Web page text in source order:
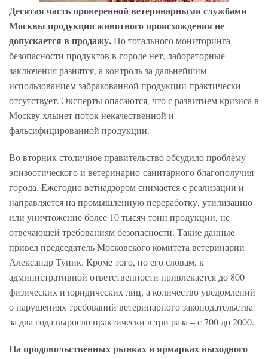
Десятая часть проверенной ветеринарными службами
Москвы продукции животного происхождения не
допускается в продажу.Но тотального мониторинга
безопасности продуктов в городе нет, лабораторные
заключения разнятся, а контроль за дальнейшим
использованием забракованной продукции практически
отсутствует. Эксперты опасаются, что с развитием кризиса в
Москву хлынет поток некачественной и
фальсифицированной продукции.
Во вторник столичное правительство обсудило проблему
эпизоотического и ветеринарно-санитарного благополучия
города. Ежегодно ветнадзором снимается с реализации и
направляется на промышленную переработку, утилизацию
или уничтожение более 10 тысяч тонн продукции, не
отвечающей требованиям безопасности. Такие данные
привел председатель Московского комитета ветеринарии
Александр Туник. Кроме того, по его словам, к
административной ответственности привлекается до 800
физических и юридических лиц, а количество уведомлений
о нарушениях требований ветеринарного законодательства
за два года выросло практически в три раза – с 700 до 2000.
На продовольственных рынках и ярмарках выходного